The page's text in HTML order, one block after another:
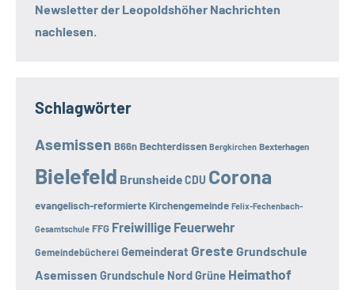
Newsletter der Leopoldshöher Nachrichten
nachlesen.
Schlagwörter
Asemissen B66nBechterdissen Bergkirchen Bexterhagen
Bielefeld BrunsheideCDU Corona
evangelisch-reformierte Kirchengemeinde Felix-Fechenbach-
Gesamtschule FFG Freiwillige Feuerwehr
Gemeindebücherei Gemeinderat Greste Grundschule
Asemissen Grundschule NordGrüne Heimathof